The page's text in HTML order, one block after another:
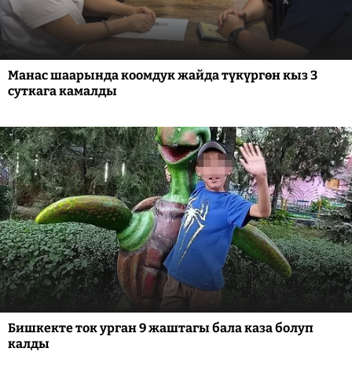
Манас шаарында коомдук жайда түкүргөн кыз 3
суткага камалды
Бишкекте ток урган 9 жаштагы бала каза болуп
калды